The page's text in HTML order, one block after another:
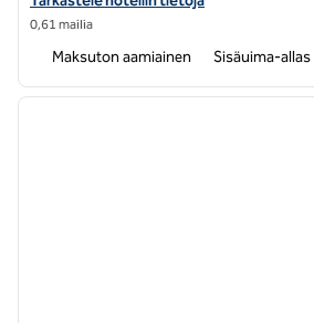
0,61 mailia
Maksuton aamiainen Sisäuima-allas
1/12